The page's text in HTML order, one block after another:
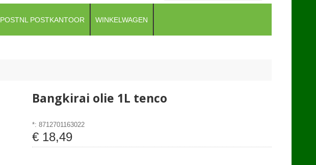
POSTNL POSTKANTOOR WINKELWAGEN
Bangkirai olie 1L tenco
*: 8712701163022
€ 18,49